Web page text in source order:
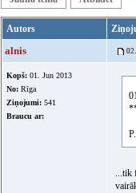
Autors
alnis
Kopš: 01. Jun 2013
No: Rīga
Ziņojumi: 541
Braucu ar:
...tik